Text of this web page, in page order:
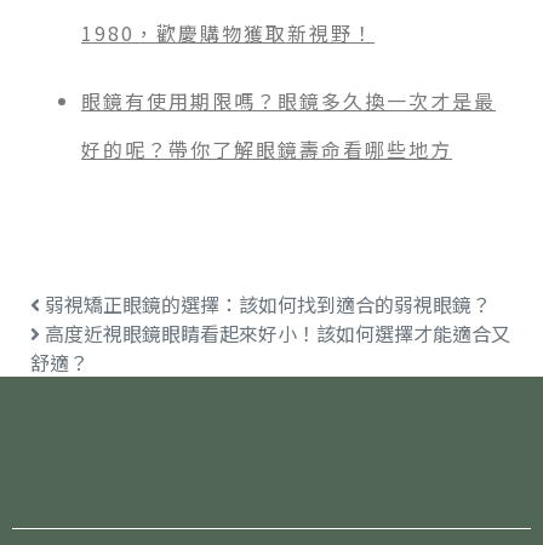
1980，歡慶購物獲取新視野！
眼鏡有使用期限嗎？眼鏡多久換一次才是最
好的呢？帶你了解眼鏡壽命看哪些地方
弱視矯正眼鏡的選擇：該如何找到適合的弱視眼鏡？
高度近視眼鏡眼睛看起來好小！該如何選擇才能適合又
舒適？